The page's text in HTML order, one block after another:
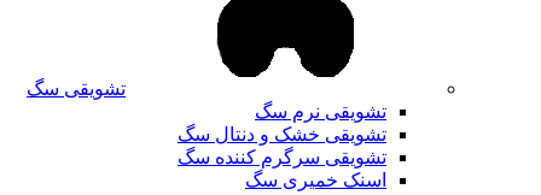
تشویقی سگ
تشویقی نرم سگ
تشویقی خشک و دنتال سگ
تشویقی سرگرم کننده سگ
اسنک خمیری سگ